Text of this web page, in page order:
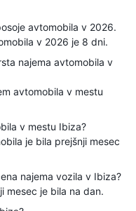
avtomobila v 2026.
v 2026 je 8 dni.
najema avtomobila v
avtomobila v mestu
v mestu Ibiza?
je bila prejšnji mesec
najema vozila v Ibiza?
mesec je bila na dan.